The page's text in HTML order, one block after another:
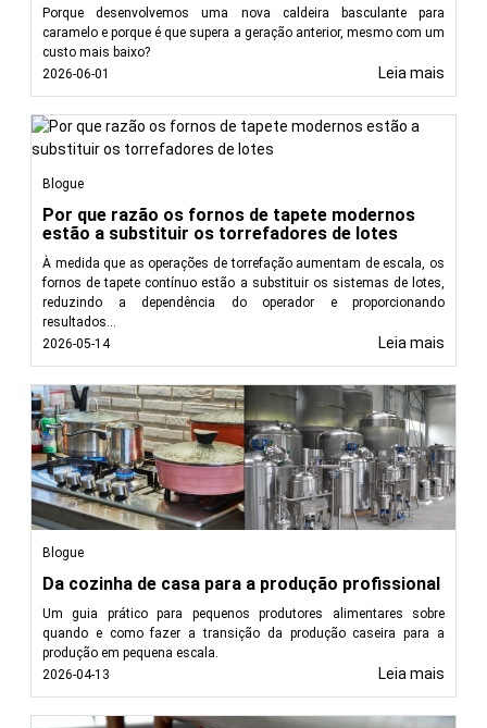
Porque desenvolvemos uma nova caldeira basculante para
caramelo e porque é que supera a geração anterior, mesmo com um
custo mais baixo?
2026-06-01
Leia mais
Blogue
Por que razão os fornos de tapete modernos
estão a substituir os torrefadores de lotes
À medida que as operações de torrefação aumentam de escala, os
fornos de tapete contínuo estão a substituir os sistemas de lotes,
reduzindo a dependência do operador e proporcionando
resultados...
2026-05-14
Leia mais
Blogue
Da cozinha de casa para a produção profissional
Um guia prático para pequenos produtores alimentares sobre
quando e como fazer a transição da produção caseira para a
produção em pequena escala.
2026-04-13
Leia mais